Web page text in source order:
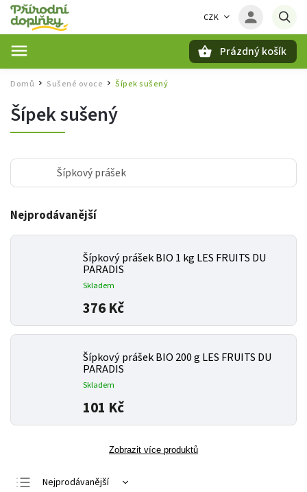
CZK
Prázdný košík
Domů / Sušené ovoce / Šípek sušený
Šípek sušený
Šípkový prášek
Nejprodávanější
Šípkový prášek BIO 1 kg LES FRUITS DU
PARADIS
Skladem
376 Kč
Šípkový prášek BIO 200 g LES FRUITS DU
PARADIS
Skladem
101 Kč
Zobrazit více produktů
Nejprodávanější